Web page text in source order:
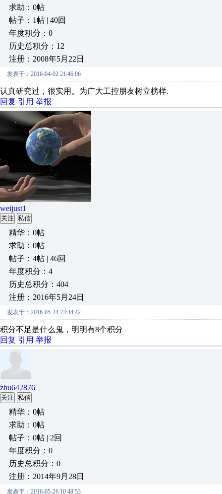
求助：0帖
帖子：1帖 | 40回
年度积分：0
历史总积分：12
注册：2008年5月22日
发表于：2016-04-02 21:46:06
认真研究过，很实用。为广大工控朋友树立榜样.
回复 引用 举报
weijust1
关注 私信
精华：0帖
求助：0帖
帖子：4帖 | 46回
年度积分：4
历史总积分：404
注册：2016年5月24日
发表于：2016-05-24 23:34:42
积分不足是什么鬼，明明有8个积分
回复 引用 举报
zhu642876
关注 私信
精华：0帖
求助：0帖
帖子：0帖 | 2回
年度积分：0
历史总积分：0
注册：2014年9月28日
发表于：2016-05-26 10:48:53